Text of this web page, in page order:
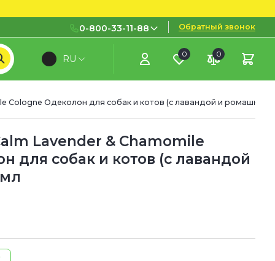
0-800-33-11-88
0-800-33-11-88
Бесплатно с городских и
(097) 133 11 88
(095) 133 11 88
(073) 133 11 88
Обратный звонок
RU 0 0
Cologne Одеколон для собак и котов (с лавандой и ромашкой)
Lavender & Chamomile
для собак и котов (с лавандой